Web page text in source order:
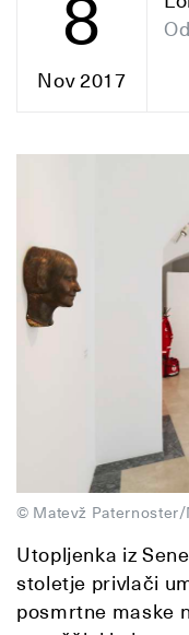
8
Nov 2017
© Matevž Paternoster/
Utopljenka iz
stoletje privlači
posmrtne maske